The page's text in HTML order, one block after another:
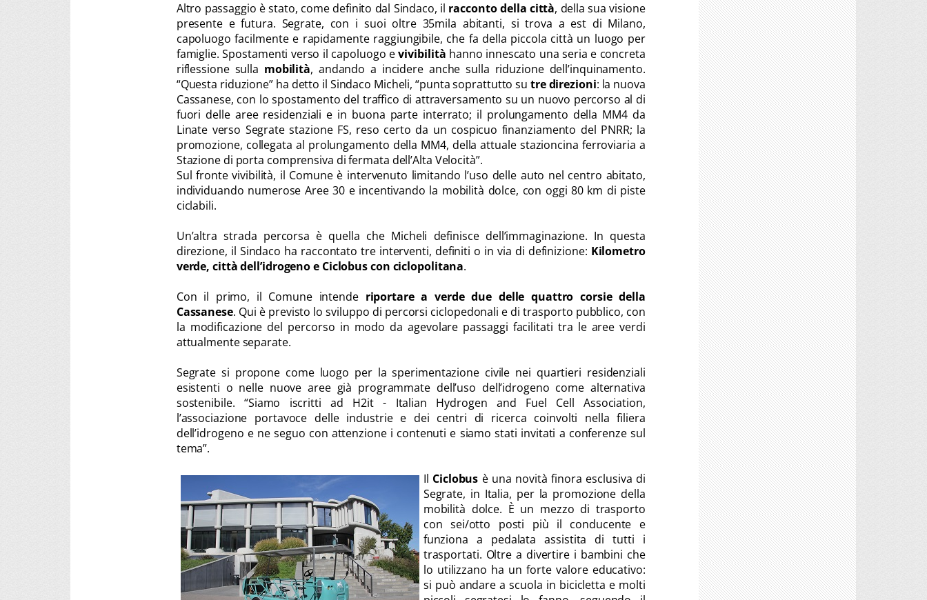
Altro passaggio è stato, come definito dal Sindaco, il racconto della città, della sua visione
presente e futura. Segrate, con i suoi oltre 35mila abitanti, si trova a est di Milano,
capoluogo facilmente e rapidamente raggiungibile, che fa della piccola città un luogo per
famiglie. Spostamenti verso il capoluogo evivibilità hanno innescato una seria e concreta
riflessione sulla mobilità, andando a incidere anche sulla riduzione dell’inquinamento.
“Questa riduzione” ha detto il Sindaco Micheli, “punta soprattutto su tre direzioni: la nuova
Cassanese, con lo spostamento del traffico di attraversamento su un nuovo percorso al di
fuori delle aree residenziali e in buona parte interrato; il prolungamento della MM4 da
Linate verso Segrate stazione FS, reso certo da un cospicuo finanziamento del PNRR; la
promozione, collegata al prolungamento della MM4, della attuale stazioncina ferroviaria a
Stazione di porta comprensiva di fermata dell’Alta Velocità”.
Sul fronte vivibilità, il Comune è intervenuto limitando l’uso delle auto nel centro abitato,
individuando numerose Aree 30 e incentivando la mobilità dolce, con oggi 80 km di piste
ciclabili.
Un’altra strada percorsa è quella che Micheli definisce dell’immaginazione. In questa
direzione, il Sindaco ha raccontato tre interventi, definiti o in via di definizione: Kilometro
verde, città dell’idrogeno e Ciclobus con ciclopolitana.
Con il primo, il Comune intende riportare a verde due delle quattro corsie della
Cassanese. Qui è previsto lo sviluppo di percorsi ciclopedonali e di trasporto pubblico, con
la modificazione del percorso in modo da agevolare passaggi facilitati tra le aree verdi
attualmente separate.
Segrate si propone come luogo per la sperimentazione civile nei quartieri residenziali
esistenti o nelle nuove aree già programmate dell’uso dell’idrogeno come alternativa
sostenibile. “Siamo iscritti ad H2it - Italian Hydrogen and Fuel Cell Association,
l’associazione portavoce delle industrie e dei centri di ricerca coinvolti nella filiera
dell’idrogeno e ne seguo con attenzione i contenuti e siamo stati invitati a conferenze sul
tema”.
Il Ciclobus è una novità finora esclusiva di
Segrate, in Italia, per la promozione della
mobilità dolce. È un mezzo di trasporto
con sei/otto posti più il conducente e
funziona a pedalata assistita di tutti i
trasportati. Oltre a divertire i bambini che
lo utilizzano ha un forte valore educativo:
si può andare a scuola in bicicletta e molti